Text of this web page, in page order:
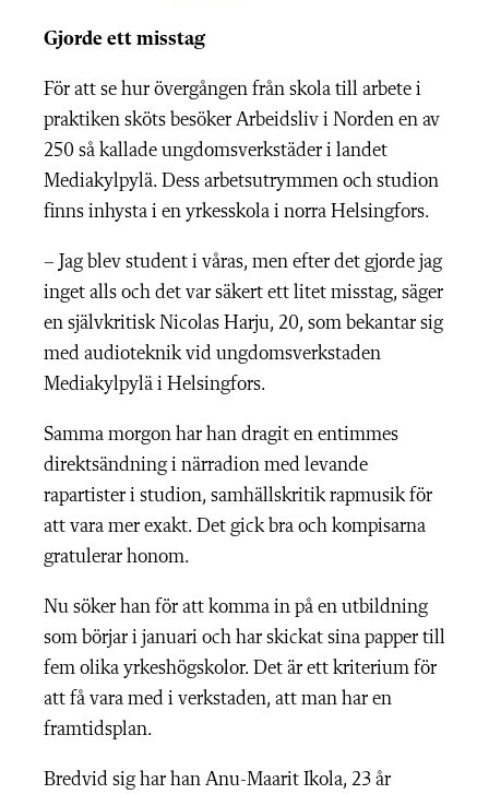
Gjorde ett misstag
För att se hur övergången från skola till arbete i
praktiken sköts besöker Arbeidsliv i Norden en av
250 så kallade ungdomsverkstäder i landet
Mediakylpylä. Dess arbetsutrymmen och studion
finns inhysta i en yrkesskola i norra Helsingfors.
– Jag blev student i våras, men efter det gjorde jag
inget alls och det var säkert ett litet misstag, säger
en självkritisk Nicolas Harju, 20, som bekantar sig
med audioteknik vid ungdomsverkstaden
Mediakylpylä i Helsingfors.
Samma morgon har han dragit en entimmes
direktsändning i närradion med levande
rapartister i studion, samhällskritik rapmusik för
att vara mer exakt. Det gick bra och kompisarna
gratulerar honom.
Nu söker han för att komma in på en utbildning
som börjar i januari och har skickat sina papper till
fem olika yrkeshögskolor. Det är ett kriterium för
att få vara med i verkstaden, att man har en
framtidsplan.
Bredvid sig har han Anu-Maarit Ikola, 23 år